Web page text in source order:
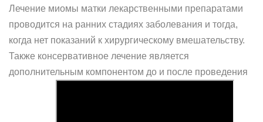
Лечение миомы матки лекарственными препаратами
проводится на ранних стадиях заболевания и тогда,
когда нет показаний к хирургическому вмешательству.
Также консервативное лечение является
дополнительным компонентом до и после проведения